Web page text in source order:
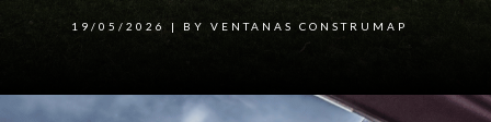
19/05/2026 | BY VENTANAS CONSTRUMAP